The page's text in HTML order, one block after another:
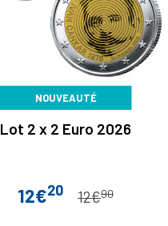
NOUVEAUTÉ
Lot 2 x 2 Euro 2026
Prix
12€20 Prix de base
12€90